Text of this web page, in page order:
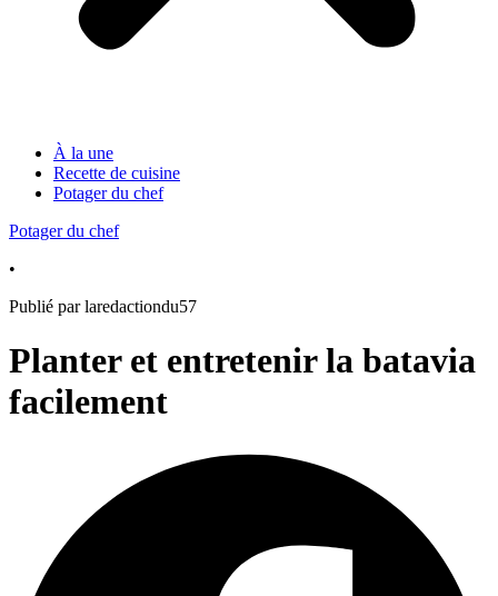
À la une
Recette de cuisine
Potager du chef
Potager du chef
•
Publié par laredactiondu57
Planter et entretenir la batavia
facilement